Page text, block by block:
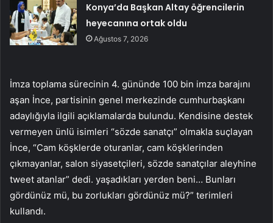
Konya’da Başkan Altay öğrencilerin
heyecanına ortak oldu
Ağustos 7, 2026
İmza toplama sürecinin 4. gününde 100 bin imza barajını
aşan İnce, partisinin genel merkezinde cumhurbaşkanı
adaylığıyla ilgili açıklamalarda bulundu. Kendisine destek
vermeyen ünlü isimleri “sözde sanatçı” olmakla suçlayan
İnce, “Cam köşklerde oturanlar, cam köşklerinden
çıkmayanlar, salon siyasetçileri, sözde sanatçılar aleyhine
tweet atanlar” dedi. yaşadıkları yerden beni… Bunları
gördünüz mü, bu zorlukları gördünüz mü?” terimleri
kullandı.